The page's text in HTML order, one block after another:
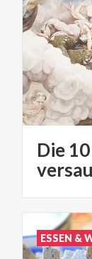
Die
ESSEN &